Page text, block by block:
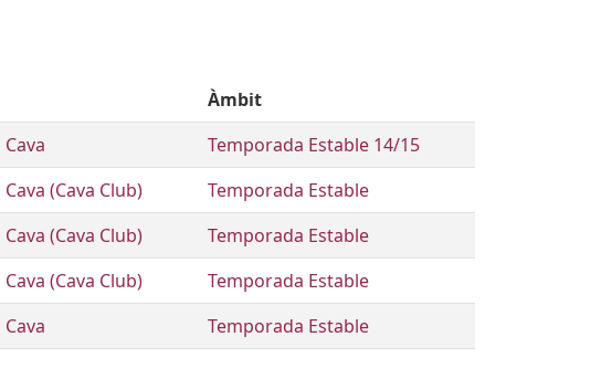
Àmbit
Cava
Temporada Estable 14/15
Cava (Cava Club)
Temporada Estable
Cava (Cava Club)
Temporada Estable
Cava (Cava Club)
Temporada Estable
Cava Temporada Estable